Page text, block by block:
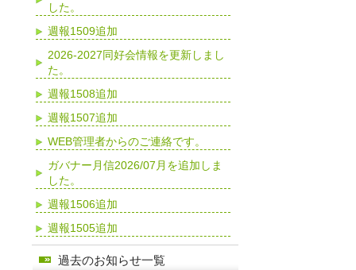
した。
週報1509追加
2026-2027同好会情報を更新しまし
た。
週報1508追加
週報1507追加
WEB管理者からのご連絡です。
ガバナー月信2026/07月を追加しま
した。
週報1506追加
週報1505追加
過去のお知らせ一覧